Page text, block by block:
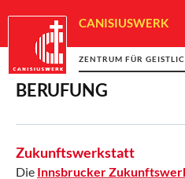
CANISIUSWERK
ZENTRUM FÜR
BERUFUNG
Zukunftswerkstatt
Die Innsbrucker